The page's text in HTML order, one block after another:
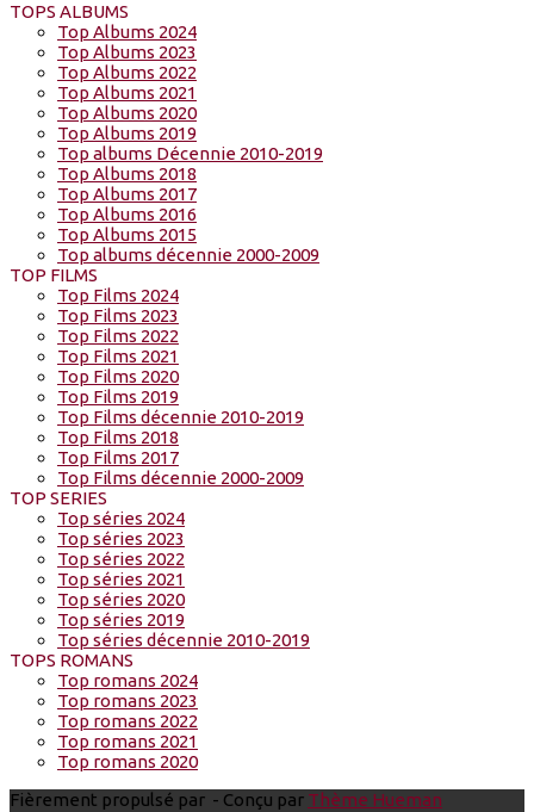
TOPS ALBUMS
Top Albums 2024
Top Albums 2023
Top Albums 2022
Top Albums 2021
Top Albums 2020
Top Albums 2019
Top albums Décennie 2010-2019
Top Albums 2018
Top Albums 2017
Top Albums 2016
Top Albums 2015
Top albums décennie 2000-2009
TOP FILMS
Top Films 2024
Top Films 2023
Top Films 2022
Top Films 2021
Top Films 2020
Top Films 2019
Top Films décennie 2010-2019
Top Films 2018
Top Films 2017
Top Films décennie 2000-2009
TOP SERIES
Top séries 2024
Top séries 2023
Top séries 2022
Top séries 2021
Top séries 2020
Top séries 2019
Top séries décennie 2010-2019
TOPS ROMANS
Top romans 2024
Top romans 2023
Top romans 2022
Top romans 2021
Top romans 2020
Fièrement propulsé par - Conçu par Thème Hueman